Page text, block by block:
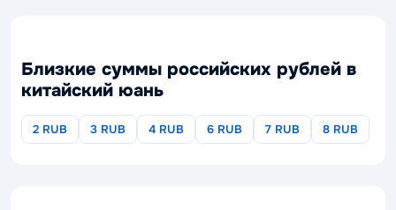
Близкие суммы российских рублей в
китайский юань
2 RUB 3 RUB 4 RUB 6 RUB 7 RUB 8 RUB